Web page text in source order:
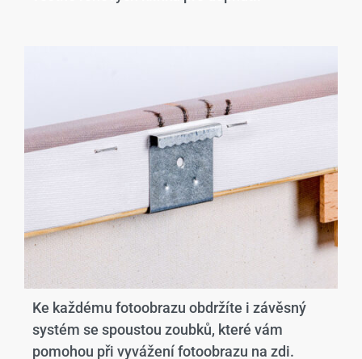
Ke každému fotoobrazu obdržíte i závěsný
systém se spoustou zoubků, které vám
pomohou při vyvážení fotoobrazu na zdi.